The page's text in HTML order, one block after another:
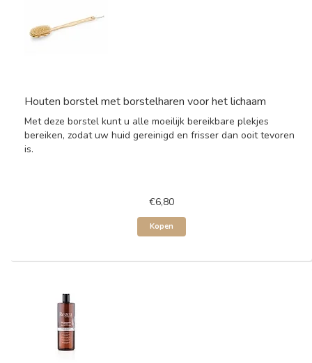
Houten borstel met borstelharen voor het lichaam
Met deze borstel kunt u alle moeilijk bereikbare plekjes
bereiken, zodat uw huid gereinigd en frisser dan ooit tevoren
is.
€6,80
Kopen